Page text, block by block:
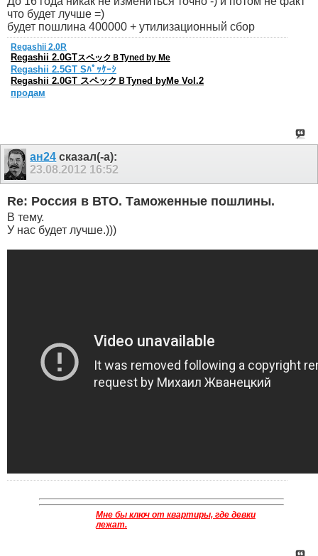
что будет лучше =)
будет пошлина 400000 + утилизационный сбор
Regashii 2.0R
Regashii 2.0GTスペックＢTyned by Me
Regashii 2.5GT Sﾊﾟｯｹｰｼ
Regashii 2.0GT スペックＢTyned byMe Vol.2
продам
ан24 сказал(-а):
23.08.2012 16:52
Re: Россия в ВТО. Таможенные пошлины.
В тему.
У нас будет лучше.)))
Мне бы ключ от квартиры, где девки
лежат.